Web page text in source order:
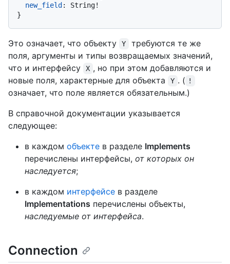
new_field : String!
}
Это означает, что объекту Y
требуются те же
поля, аргументы и типы возвращаемых значений,
что и интерфейсу
X , но при этом добавляются и
новые поля, характерные для объекта
Y . ( !
означает, что поле является обязательным.)
В справочной документации указывается
следующее:
в каждом объекте в разделе Implements
перечислены интерфейсы, от которых он
наследуется;
в каждом интерфейсе в разделе
Implementations перечислены объекты,
наследуемые от интерфейса.
Connection